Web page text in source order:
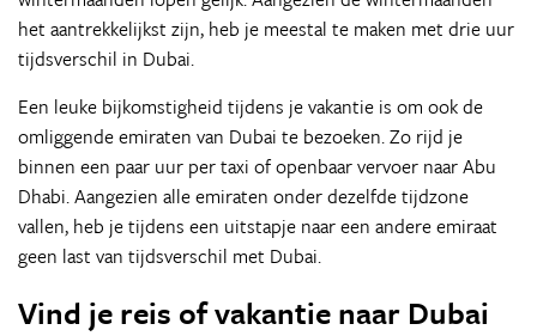
het aantrekkelijkst zijn, heb je meestal te maken met drie uur
tijdsverschil in Dubai.
Een leuke bijkomstigheid tijdens je vakantie is om ook de
omliggende emiraten van Dubai te bezoeken. Zo rijd je
binnen een paar uur per taxi of openbaar vervoer naar Abu
Dhabi. Aangezien alle emiraten onder dezelfde tijdzone
vallen, heb je tijdens een uitstapje naar een andere emiraat
geen last van tijdsverschil met Dubai.
Vind je reis of vakantie naar Dubai